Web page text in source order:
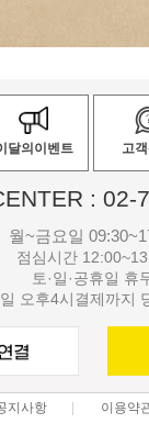
달의이벤트 고
: 02-
월~금요일
점심시간
토·일·공휴일 휴
오후4시결제까지
지사항 이용약